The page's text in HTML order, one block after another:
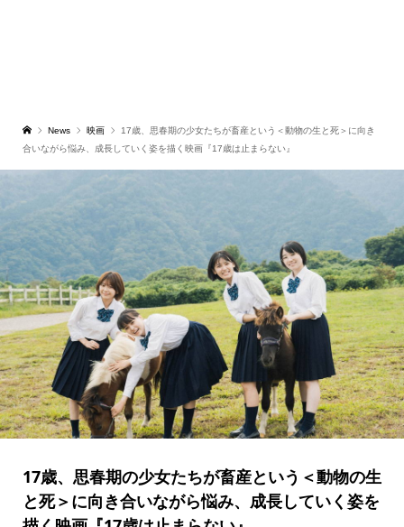
News 映画
17歳、思春期の少女たちが畜産という＜動物の生と死＞に向き
合いながら悩み、成長していく姿を描く映画『17歳は止まらない』
17歳、思春期の少女たちが畜産という＜動物の生
と死＞に向き合いながら悩み、成長していく姿を